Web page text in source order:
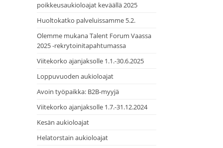
poikkeusaukioloajat keväällä 2025
Huoltokatko palveluissamme 5.2.
Olemme mukana Talent Forum Vaassa
2025 -rekrytoinitapahtumassa
Viitekorko ajanjaksolle 1.1.-30.6.2025
Loppuvuoden aukioloajat
Avoin työpaikka: B2B-myyjä
Viitekorko ajanjaksolle 1.7.-31.12.2024
Kesän aukioloajat
Helatorstain aukioloajat